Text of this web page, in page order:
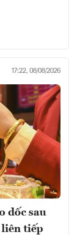
17:22, 08/08/2026
dốc sau
liên tiếp